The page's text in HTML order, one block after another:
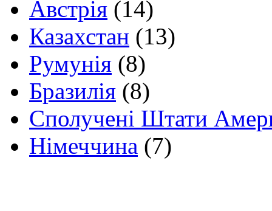
Австрія (14)
Казахстан (13)
Румунія (8)
Бразилія (8)
Сполучені Штати
Німеччина (7)